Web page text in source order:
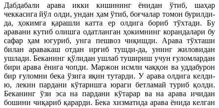
Дабдабали арава икки кишининг ёнидан ўтиб, шаҳар
чеккасига йўл олди, ундан ҳам ўтиб, боғчалар томон бурилди-
да, ҳокимга қарашли катта ер олдига бориб тўхтади. Бу
аравани кутиб олишга одатланган ҳокимнинг корандалари бу
сафар ҳам югуриб, унга пешвоз чиқишди. Арава тўхташи
билан аравакаш отдан ирғиб тушди-да, унинг жиловидан
ушлади. Беканинг қўлидан ушлаб тушириш учун ғуломлардан
бири арава ёнига чопди. Маржон исмли чаққон ва уддабурон
бир ғуломни бека ўзига яқин тутарди. У арава олдига келди-
ю, лекин пардани кўтаришга юраги бетламай туриб қолди.
Беканинг ўзи эса на пардани кўтарар ва на арава ичидан
бошини чиқариб қарарди. Бека хизматида арава ёнида келган